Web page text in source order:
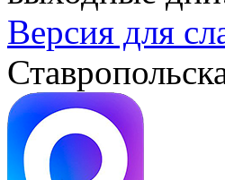
Версия для